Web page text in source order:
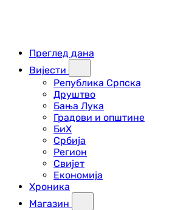
Преглед дана
Вијести
Република Српска
Друштво
Бања Лука
Градови и општине
БиХ
Србија
Регион
Свијет
Економија
Хроника
Магазин